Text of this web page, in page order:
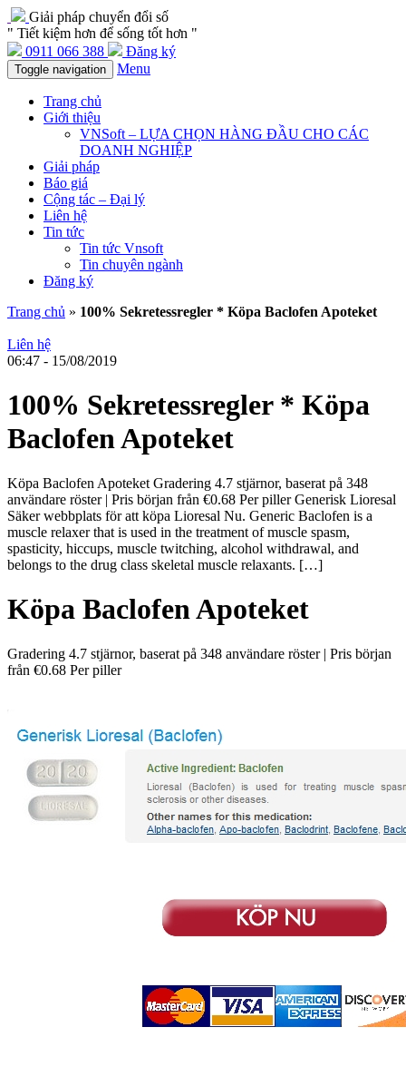
Giải pháp chuyển đổi số
" Tiết kiệm hơn để sống tốt hơn "
0911 066 388
Đăng ký
Toggle navigation Menu
Trang chủ
Giới thiệu
VNSoft – LỰA CHỌN HÀNG ĐẦU CHO CÁC
DOANH NGHIỆP
Giải pháp
Báo giá
Cộng tác – Đại lý
Liên hệ
Tin tức
Tin tức Vnsoft
Tin chuyên ngành
Đăng ký
Trang chủ » 100% Sekretessregler * Köpa Baclofen Apoteket
Liên hệ
06:47 - 15/08/2019
100% Sekretessregler * Köpa
Baclofen Apoteket
Köpa Baclofen Apoteket Gradering 4.7 stjärnor, baserat på 348
användare röster | Pris början från €0.68 Per piller Generisk Lioresal
Säker webbplats för att köpa Lioresal Nu. Generic Baclofen is a
muscle relaxer that is used in the treatment of muscle spasm,
spasticity, hiccups, muscle twitching, alcohol withdrawal, and
belongs to the drug class skeletal muscle relaxants. […]
Köpa Baclofen Apoteket
Gradering 4.7 stjärnor, baserat på 348 användare röster| Pris början
från €0.68 Per piller